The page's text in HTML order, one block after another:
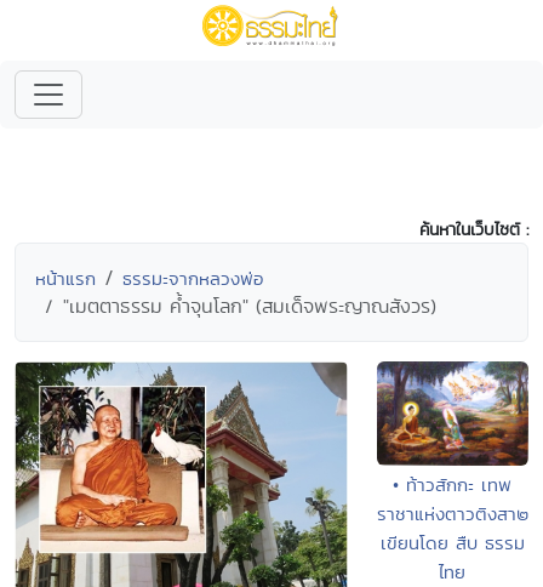
ค้นหาในเว็บไซต์ :
หน้าแรก ธรรมะจากหลวงพ่อ
"เมตตาธรรม ค้ำจุนโลก" (สมเด็จพระญาณสังวร)
• ท้าวสักกะ เทพ
ราชาแห่งตาวติงสา๒
เขียนโดย สืบ ธรรม
ไทย